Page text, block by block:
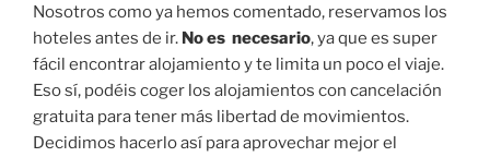
Nosotros como ya hemos comentado, reservamos los
hoteles antes de ir. No es necesario, ya que es super
fácil encontrar alojamiento y te limita un poco el viaje.
Eso sí, podéis coger los alojamientos con cancelación
gratuita para tener más libertad de movimientos.
Decidimos hacerlo así para aprovechar mejor el